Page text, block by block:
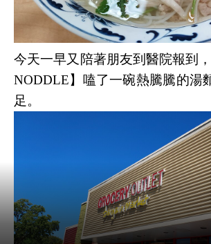
今天一早又陪著朋友到醫院報到
NODDLE】嗑了一碗熱騰騰的湯
足。